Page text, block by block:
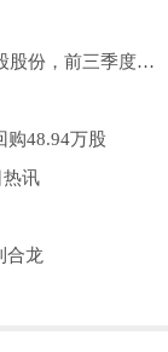
当前热议!兄弟科技实控人钱志明质押3000万股股份，前三季度归母净利润同比增长211.75%
购48.94万股
热讯
合龙